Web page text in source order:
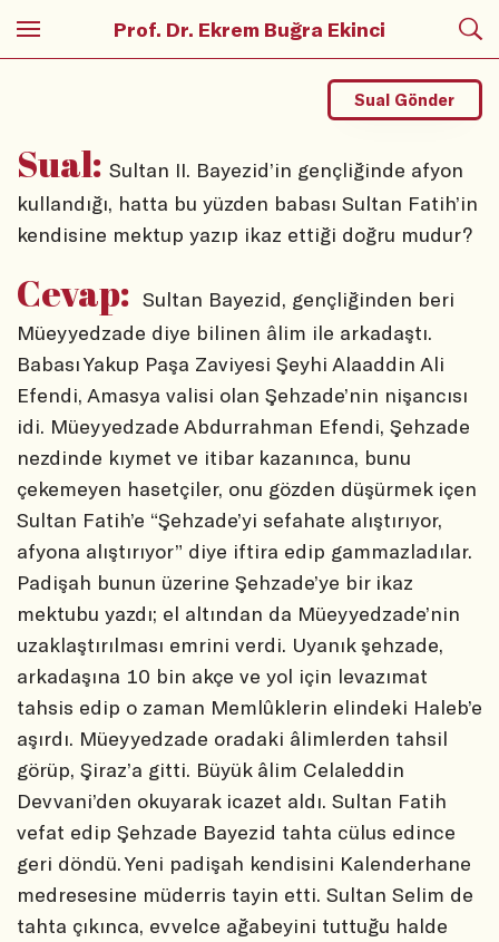
Prof. Dr. Ekrem Buğra Ekinci
Sual: Sultan II. Bayezid’in gençliğinde afyon
kullandığı, hatta bu yüzden babası Sultan Fatih’in
kendisine mektup yazıp ikaz ettiği doğru mudur?
Sual Gönder
Cevap: Sultan Bayezid, gençliğinden beri
Müeyyedzade diye bilinen âlim ile arkadaştı.
Babası Yakup Paşa Zaviyesi Şeyhi Alaaddin Ali
Efendi, Amasya valisi olan Şehzade’nin nişancısı
idi. Müeyyedzade Abdurrahman Efendi, Şehzade
nezdinde kıymet ve itibar kazanınca, bunu
çekemeyen hasetçiler, onu gözden düşürmek içen
Sultan Fatih’e “Şehzade’yi sefahate alıştırıyor,
afyona alıştırıyor” diye iftira edip gammazladılar.
Padişah bunun üzerine Şehzade’ye bir ikaz
mektubu yazdı; el altından da Müeyyedzade’nin
uzaklaştırılması emrini verdi. Uyanık şehzade,
arkadaşına 10 bin akçe ve yol için levazımat
tahsis edip o zaman Memlûklerin elindeki Haleb’e
aşırdı. Müeyyedzade oradaki âlimlerden tahsil
görüp, Şiraz’a gitti. Büyük âlim Celaleddin
Devvani’den okuyarak icazet aldı. Sultan Fatih
vefat edip Şehzade Bayezid tahta cülus edince
geri döndü. Yeni padişah kendisini Kalenderhane
medresesine müderris tayin etti. Sultan Selim de
tahta çıkınca, evvelce ağabeyini tuttuğu halde